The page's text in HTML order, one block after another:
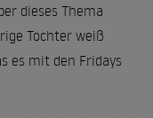
dieses Thema
Tochter weiß
es mit den Fridays